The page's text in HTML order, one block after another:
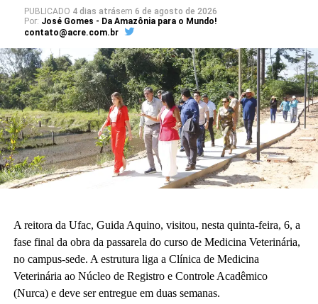
projeto arquitetônico às necessidades da educação básica. “Para
nós o sonho já está acontecendo. Quando enxergamos que a
construção existe, é uma construção adequada à nossa realidade
da educação básica.”
A vice-diretora do CAp, Alessandra Perez Lima, destacou a
relevância do novo espaço para a rotina pedagógica e acadêmica.
“Muito em breve vamos deixar de ser nômades e teremos o
nosso lugar. Eu olho para cada espaço aqui e já vejo essas
crianças correndo e sendo felizes.”
Também participaram da cerimônia o pró-reitor de Planejamento,
prefeito do campus, Artesson Cruz; além de professores, técnico-
administrativos, estudantes e representantes da construtora
responsável pela obra.
(Fhagner Soares, estagiário Ascom/Ufac)
PUBLICADO 4 dias atrásem 6 de agosto de 2026
Por: José Gomes - Da Amazônia para o Mundo!
contato@acre.com.br
A reitora da Ufac, Guida Aquino, visitou, nesta quinta-feira, 6, a
fase final da obra da passarela do curso de Medicina Veterinária,
no campus-sede. A estrutura liga a Clínica de Medicina
Veterinária ao Núcleo de Registro e Controle Acadêmico
(Nurca) e deve ser entregue em duas semanas.